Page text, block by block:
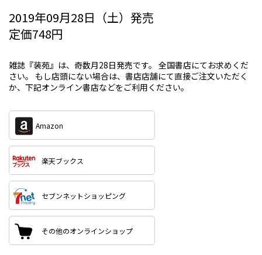
2019年09月28日（土）発売
定価748円
雑誌『装苑』は、奇数月28日発売です。 全国書店にてお求めくだ
さい。 もし店頭にない場合は、書店店舗にて直接ご注文いただく
か、下記オンライン書店などをご利用ください。